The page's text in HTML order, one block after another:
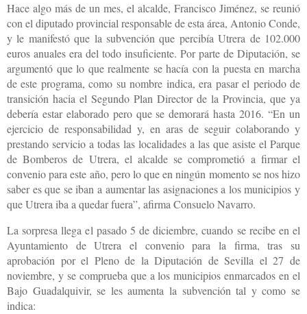
Hace algo más de un mes, el alcalde, Francisco Jiménez, se reunió
con el diputado provincial responsable de esta área, Antonio Conde,
y le manifestó que la subvención que percibía Utrera de 102.000
euros anuales era del todo insuficiente. Por parte de Diputación, se
argumentó que lo que realmente se hacía con la puesta en marcha
de este programa, como su nombre indica, era pasar el periodo de
transición hacia el Segundo Plan Director de la Provincia, que ya
debería estar elaborado pero que se demorará hasta 2016. “En un
ejercicio de responsabilidad y, en aras de seguir colaborando y
prestando servicio a todas las localidades a las que asiste el Parque
de Bomberos de Utrera, el alcalde se comprometió a firmar el
convenio para este año, pero lo que en ningún momento se nos hizo
saber es que se iban a aumentar las asignaciones a los municipios y
que Utrera iba a quedar fuera”, afirma Consuelo Navarro.
La sorpresa llega el pasado 5 de diciembre, cuando se recibe en el
Ayuntamiento de Utrera el convenio para la firma, tras su
aprobación por el Pleno de la Diputación de Sevilla el 27 de
noviembre, y se comprueba que a los municipios enmarcados en el
Bajo Guadalquivir, se les aumenta la subvención tal y como se
indica: